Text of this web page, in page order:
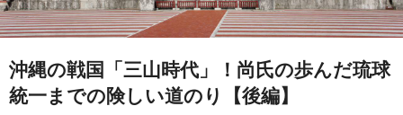
沖縄の戦国「三山時代」！尚氏の歩んだ琉球
統一までの険しい道のり【後編】